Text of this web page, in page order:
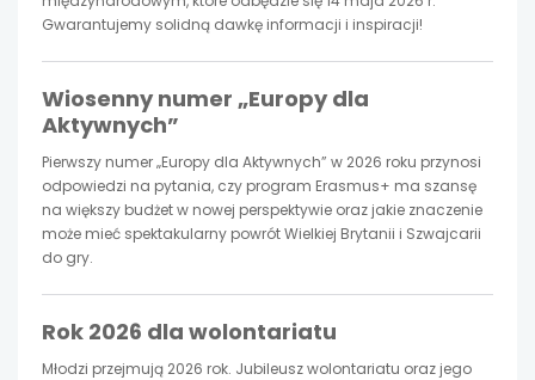
nowej nowej
nowej
Gwarantujemy solidną dawkę informacji i inspiracji!
Wiosenny numer „Europy dla
Aktywnych”
Pierwszy numer „Europy dla Aktywnych” w 2026 roku przynosi
odpowiedzi na pytania, czy program Erasmus+ ma szansę
na większy budżet w nowej perspektywie oraz jakie znaczenie
może mieć spektakularny powrót Wielkiej Brytanii i Szwajcarii
do gry.
Rok 2026 dla wolontariatu
Młodzi przejmują 2026 rok. Jubileusz wolontariatu oraz jego